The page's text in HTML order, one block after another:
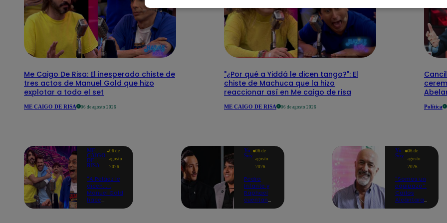
Me Caigo De Risa: El inesperado chiste de
tres actos de Manuel Gold que hizo
explotar a todo el set
ME CAIGO DE RISA 06 de agosto 2026
"¿Por qué a Yiddá le dicen tango?": El
chiste de Machuca que la hizo
reaccionar así en Me caigo de risa
ME CAIGO DE RISA 06 de agosto 2026 Política
ME
CAIGO
DE
RISA
06 de
agosto
2026
"A Peláez le
dicen...":
Manuel Gold
hace
Yo
Soy
06 de
agosto
2026
Pedro
Infante y
Raphael
cuentan
Yo
Soy
06 de
agosto
2026
"Somos un
equipazo":
Carlos
Alcántara